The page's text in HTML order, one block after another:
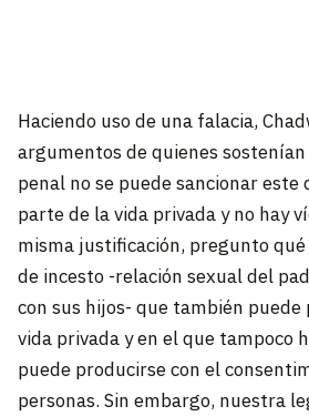
Haciendo uso de una falacia,
argumentos de quienes
penal no se puede sancionar este
parte de la vida privada y no hay
misma justificación, pregunto
de incesto -relación sexual del
con sus hijos- que también puede
vida privada y en el que tampoco
puede producirse con el
personas. Sin embargo, nuestra